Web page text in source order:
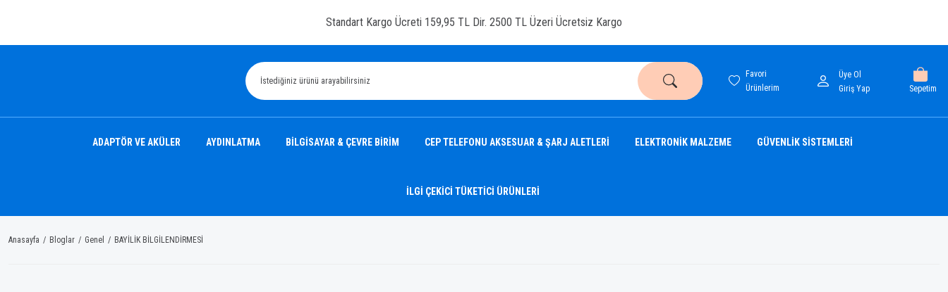
Standart Kargo Ücreti 159,95 TL Dir. 2500 TL Üzeri Ücretsiz Kargo
Favori
Ürünlerim
Giriş Yap
Üye Ol
Sepetim
ADAPTÖR VE AKÜLER AYDINLATMA BİLGİSAYAR & ÇEVRE BİRİM CEP TELEFONU AKSESUAR & ŞARJ ALETLERİ ELEKTRONİK MALZEME GÜVENLİK SİSTEMLERİ
İLGİ ÇEKİCİ TÜKETİCİ ÜRÜNLERİ
Anasayfa Bloglar Genel BAYİLİK BİLGİLENDİRMESİ